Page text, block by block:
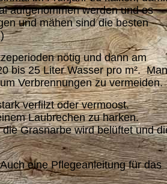
aufgenommen werden und es
und mähen sind die besten
nötig und dann am
bis 25 Liter Wasser pro m². Man
Verbrennungen zu vermeiden.
verfilzt oder vermoost.
Laubrechen zu harken.
Grasnarbe wird belüftet und
eine Pflegeanleitung für das